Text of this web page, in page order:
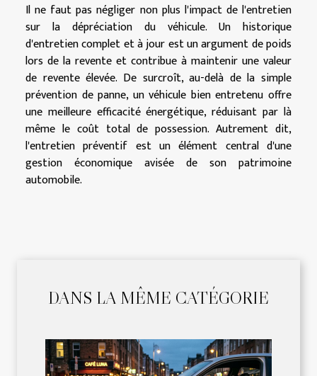
Il ne faut pas négliger non plus l'impact de l'entretien
sur la dépréciation du véhicule. Un historique
d'entretien complet et à jour est un argument de poids
lors de la revente et contribue à maintenir une valeur
de revente élevée. De surcroît, au-delà de la simple
prévention de panne, un véhicule bien entretenu offre
une meilleure efficacité énergétique, réduisant par là
même le coût total de possession. Autrement dit,
l'entretien préventif est un élément central d'une
gestion économique avisée de son patrimoine
automobile.
DANS LA MÊME CATÉGORIE